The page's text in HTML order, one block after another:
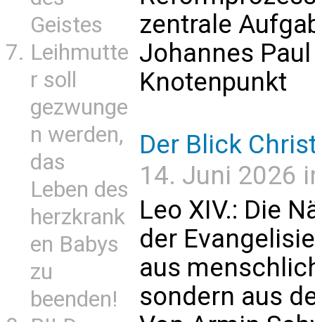
Geistes
Leihmutte
r soll
gezwunge
n werden,
das
Leben des
herzkrank
en Babys
zu
beenden!
zentrale
Johannes
Knotenpunkt
Der Blick
14. Juni 2026
Leo XIV.: Die
der
aus
sondern aus